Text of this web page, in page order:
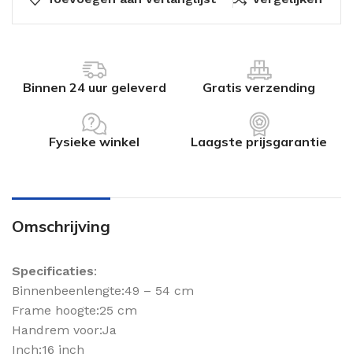
Binnen 24 uur geleverd Gratis verzending
Fysieke winkel Laagste prijsgarantie
Omschrijving
Specificaties:
Binnenbeenlengte:49 – 54 cm
Frame hoogte:25 cm
Handrem voor:Ja
Inch:16 inch